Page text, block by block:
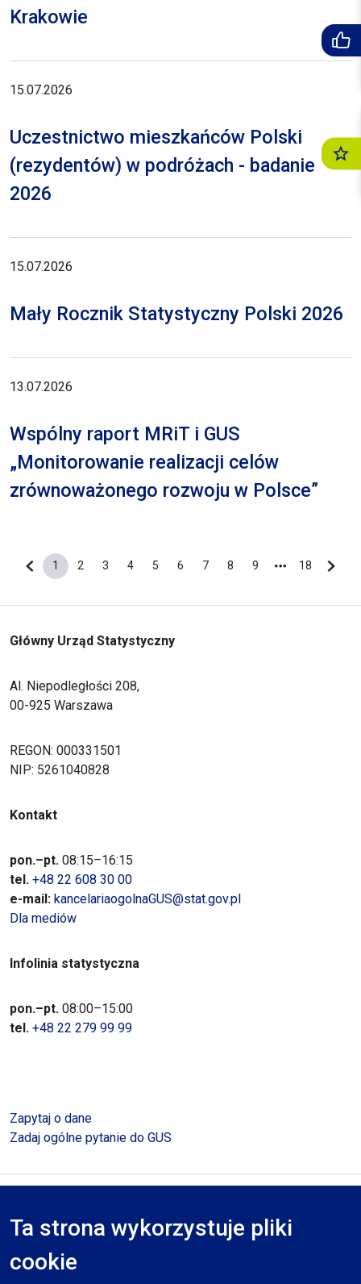
Ta strona wykorzystuje pliki
cookie
Krakowie
15.07.2026
Uczestnictwo mieszkańców Polski
(rezydentów) w podróżach - badanie
2026
15.07.2026
Mały Rocznik Statystyczny Polski 2026
13.07.2026
Wspólny raport MRiT i GUS
„Monitorowanie realizacji celów
zrównoważonego rozwoju w Polsce”
Poprzednia strona
Bieżąca strona
1
Strona
2
Strona
3
Strona
4
Strona
5
Strona
6
Strona
7
Strona
8
Strona
9
Ostatnia
18
Główny Urząd Statystyczny
Al. Niepodległości 208,
00-925 Warszawa
REGON: 000331501
NIP: 5261040828
Kontakt
pon.–pt. 08:15–16:15
tel. +48 22 608 30 00
e-mail: kancelariaogolnaGUS@stat.gov.pl
Dla mediów
Infolinia statystyczna
pon.–pt. 08:00–15:00
tel. +48 22 279 99 99
Zapytaj o dane
Zadaj ogólne pytanie do GUS
RODO